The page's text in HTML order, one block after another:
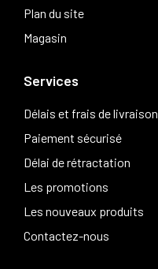
Plan du site
Magasin
Services
Délais et frais de livraison
Paiement sécurisé
Délai de rétractation
Les promotions
Les nouveaux produits
Contactez-nous